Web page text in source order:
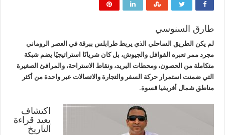
طارق السنوسي
لم يكن الطريق الساحلي الذي يربط طرابلس ببرقة في العصر الروماني
مجرد ممر تعبره القوافل والجيوش، بل كان شريانًا استراتيجيًا يضم شبكة
متكاملة من الحصون، ومحطات البريد، ونقاط الاستراحة، والمرافئ الصغيرة
التي ضمنت استمرار حركة السفر والتجارة والاتصالات عبر واحدة من أكثر
مناطق شمال أفريقيا قسوة.
اكتشاف
يعيد قراءة
التاريخ